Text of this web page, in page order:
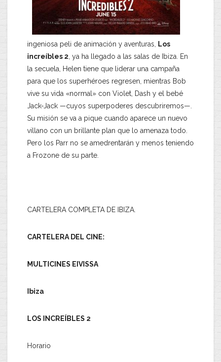
ingeniosa peli de animación y aventuras,
Los
increíbles 2 , ya ha llegado a las salas de Ibiza. En
la secuela, Helen tiene que liderar una campaña
para que los superhéroes regresen, mientras Bob
vive su vida «normal» con Violet, Dash y el bebé
Jack-Jack —cuyos superpoderes descubriremos—.
Su misión se va a pique cuando aparece un nuevo
villano con un brillante plan que lo amenaza todo.
Pero los Parr no se amedrentarán y menos teniendo
a Frozone de su parte.
CARTELERA COMPLETA DE IBIZA.
CARTELERA DEL CINE:
MULTICINES EIVISSA
Ibiza
LOS INCREÍBLES 2
Horario